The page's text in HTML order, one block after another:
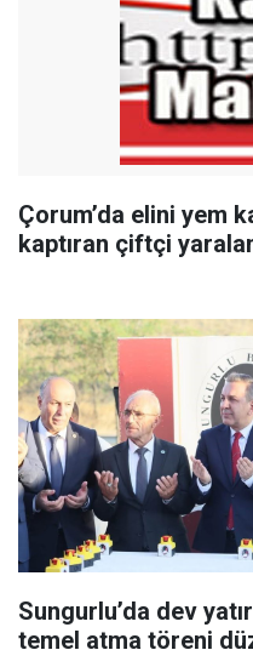
Çorum’da elini yem
kaptıran çiftçi
Sungurlu’da dev
temel atma töreni